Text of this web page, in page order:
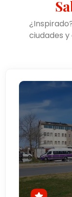
ciudades